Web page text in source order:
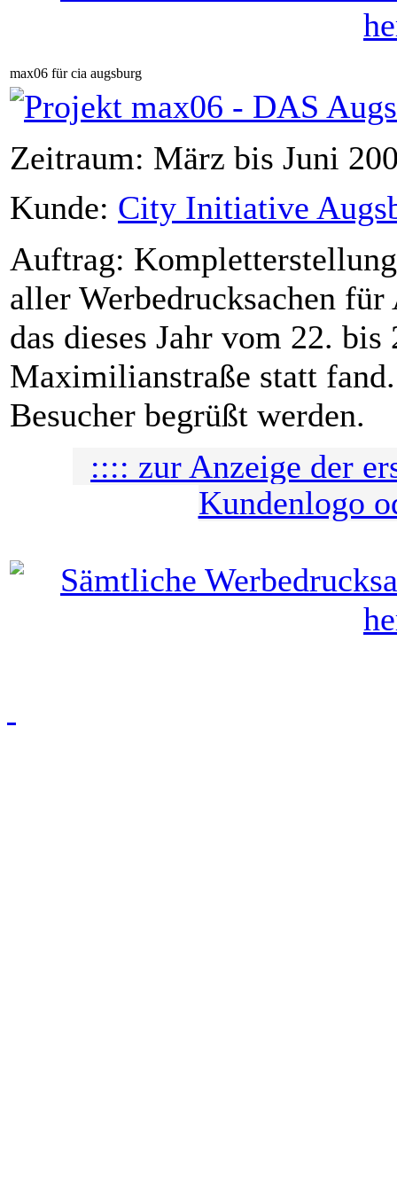
max06 für cia augsburg
Zeitraum: März bis Juni
Kunde: City Initiative
Auftrag:
aller Werbedrucksachen
das dieses Jahr vom 22.
Maximilianstraße statt
Besucher begrüßt werden.
:::: zur Anzeige der
Kundenlogo